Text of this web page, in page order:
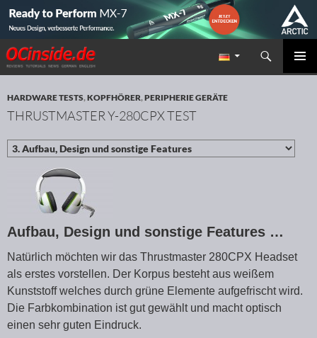
Redaktion ocinside.de PC Hardware Portal
Suchen
ZUM INHALT SPRINGEN
HARDWARE TESTS,KOPFHÖRER,PERIPHERIE GERÄTE
THRUSTMASTER Y-280CPX TEST
Aufbau, Design und sonstige Features …
Natürlich möchten wir das Thrustmaster 280CPX Headset
als erstes vorstellen. Der Korpus besteht aus weißem
Kunststoff welches durch grüne Elemente aufgefrischt wird.
Die Farbkombination ist gut gewählt und macht optisch
einen sehr guten Eindruck.